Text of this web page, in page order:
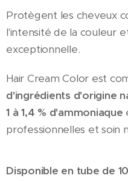
Protègent les cheveux
l'intensité de la couleur
exceptionnelle.
Hair Cream Color est
d'ingrédients d'origine
1 à 1,4 % d'ammoniaque
professionnelles et soin
Disponible en tube de